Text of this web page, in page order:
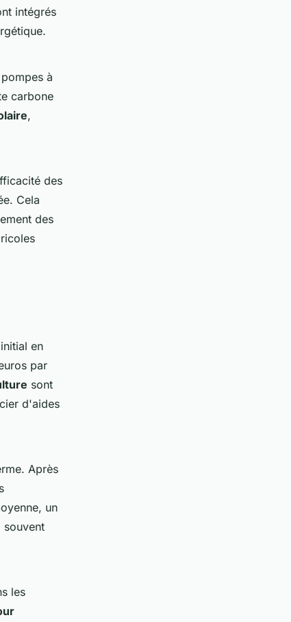
intégrés
à
carbone
,
des
Cela
des
en
par
sont
d'aides
Après
un
souvent
les